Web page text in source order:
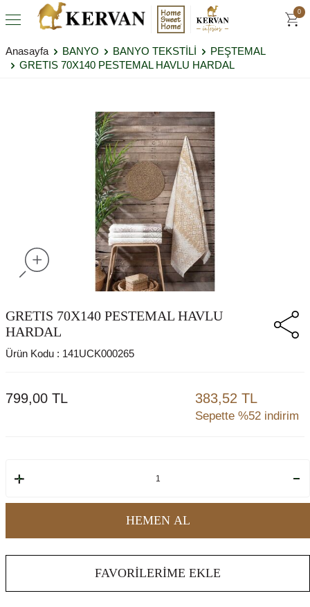
0
Anasayfa BANYO BANYO TEKSTİLİ
PEŞTEMAL
GRETIS 70X140 PESTEMAL HAVLU HARDAL
GRETIS 70X140 PESTEMAL HAVLU
HARDAL
Ürün Kodu : 141UCK000265
799,00 TL 383,52 TL
Sepette %52 indirim
HEMEN AL
FAVORILERIME EKLE